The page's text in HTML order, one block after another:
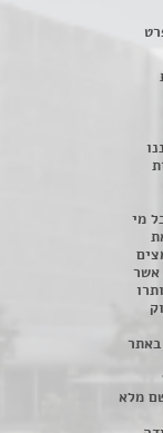
מי
אשר
27א לחוק
באתר
מלא